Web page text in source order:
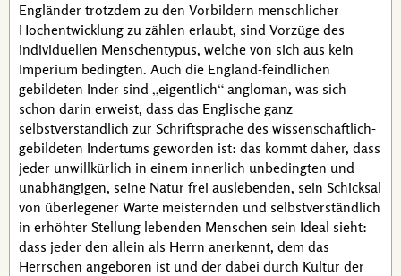
Engländer trotzdem zu den Vorbildern menschlicher
Hochentwicklung zu zählen erlaubt, sind Vorzüge des
individuellen Menschentypus, welche von sich aus kein
Imperium bedingten. Auch die England-feindlichen
gebildeten Inder sind eigentlich angloman, was sich
schon darin erweist, dass das Englische ganz
selbstverständlich zur Schriftsprache des wissenschaftlich-
gebildeten Indertums geworden ist: das kommt daher, dass
jeder unwillkürlich in einem innerlich unbedingten und
unabhängigen, seine Natur frei auslebenden, sein Schicksal
von überlegener Warte meisternden und selbstverständlich
in erhöhter Stellung lebenden Menschen sein Ideal sieht:
dass jeder den allein als Herrn anerkennt, dem das
Herrschen angeboren ist und der dabei durch Kultur der